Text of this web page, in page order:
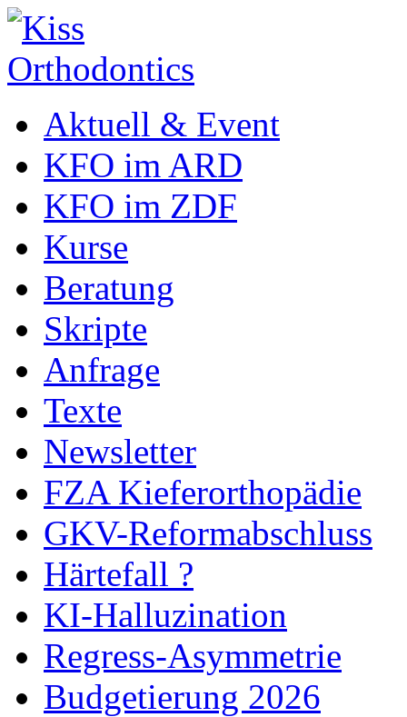
Aktuell & Event
KFO im ARD
KFO im ZDF
Kurse
Beratung
Skripte
Anfrage
Texte
Newsletter
FZA Kieferorthopädie
GKV-Reformabschluss
Härtefall ?
KI-Halluzination
Regress-Asymmetrie
Budgetierung 2026